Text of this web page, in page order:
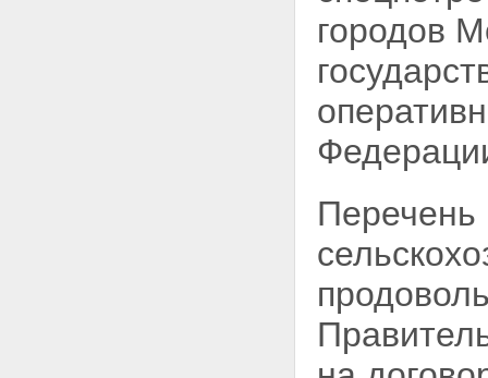
городов
Перечень